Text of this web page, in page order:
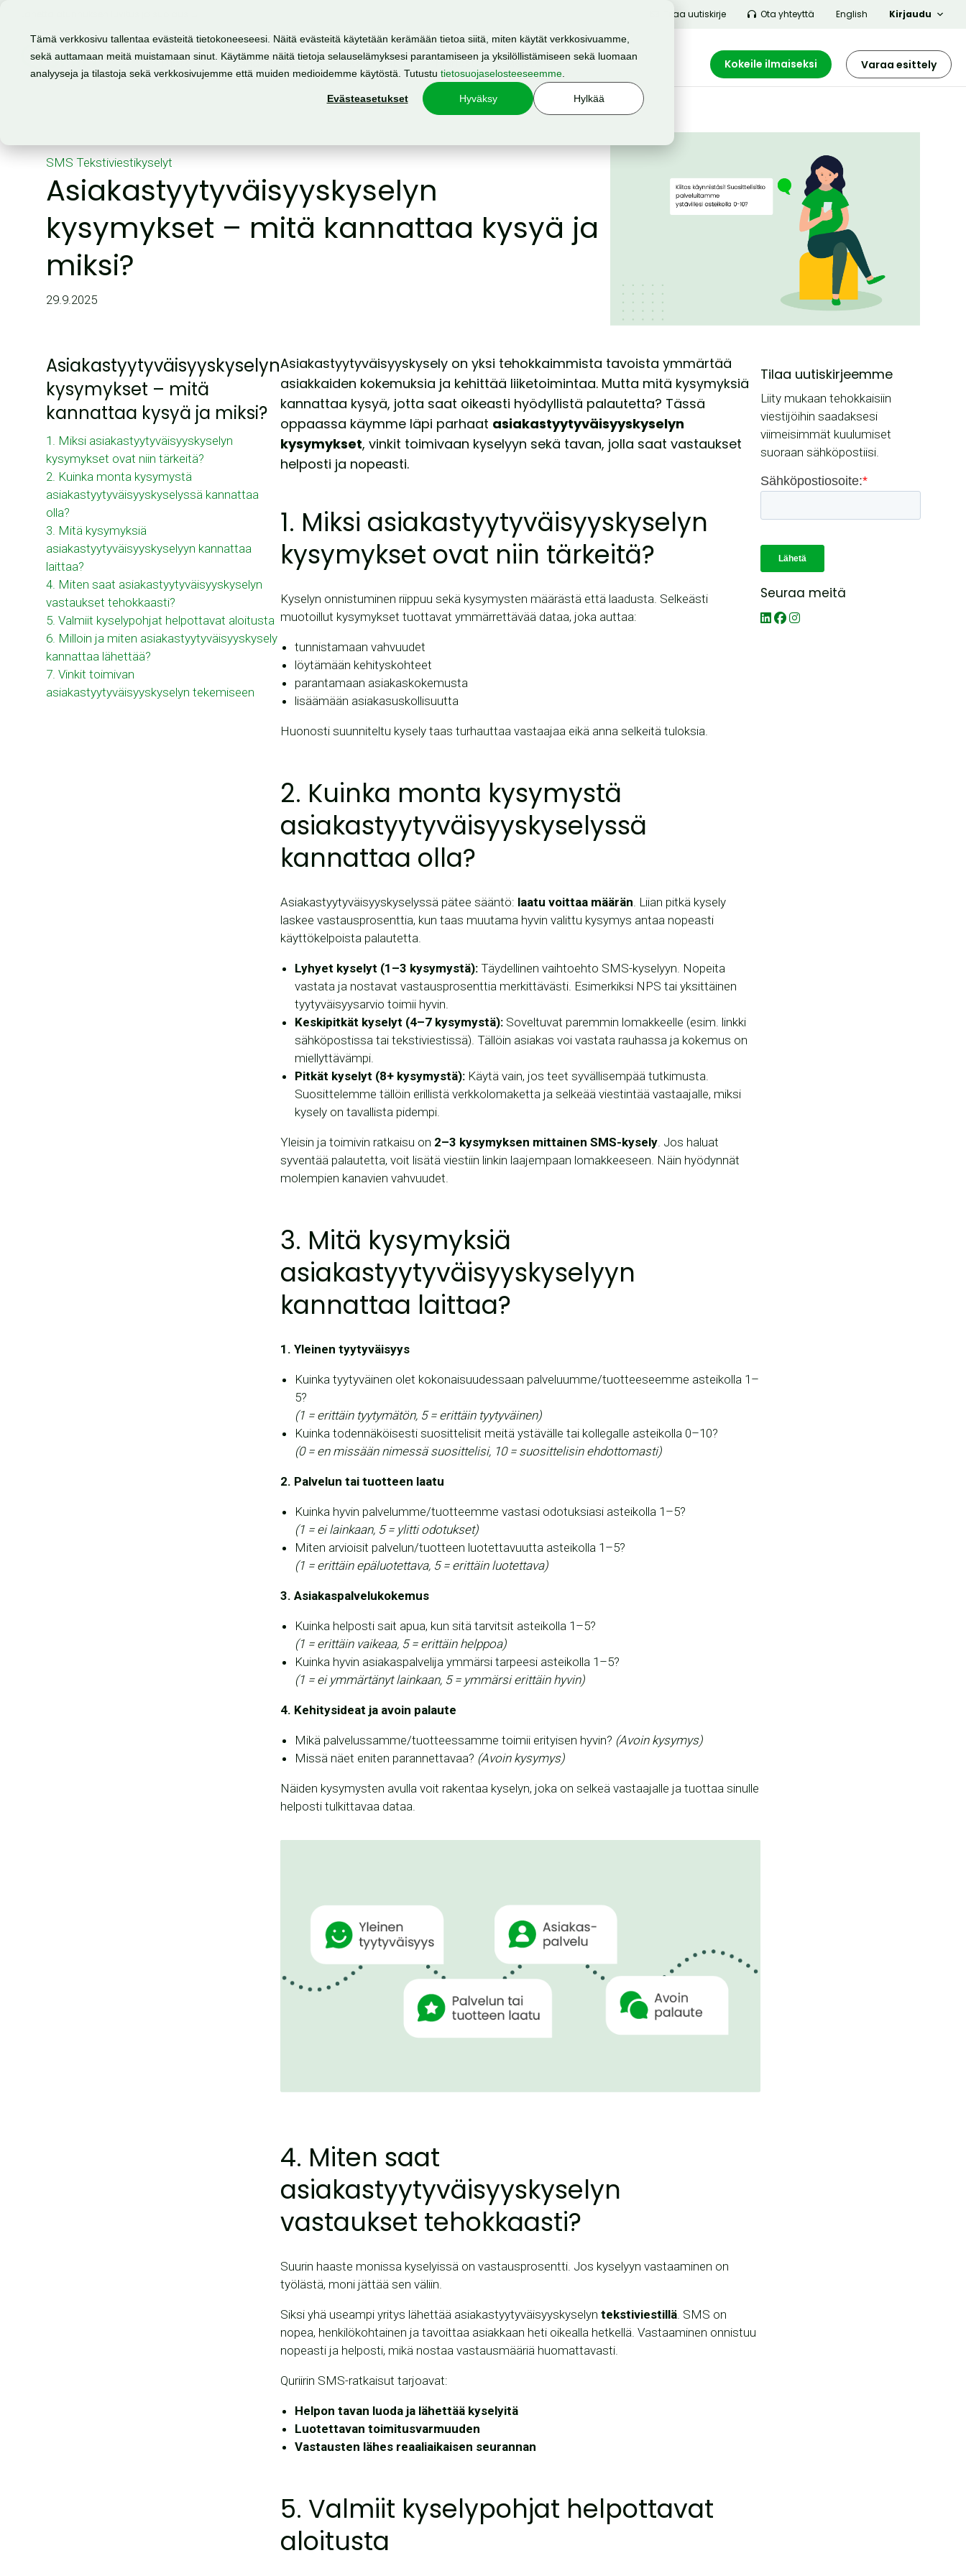
Tämä verkkosivu tallentaa evästeitä tietokoneeseesi. Näitä evästeitä käytetään kerämään tietoa siitä, miten käytät verkkosivuamme,
sekä auttamaan meitä muistamaan sinut. Käytämme näitä tietoja selauselämyksesi parantamiseen ja yksilöllistämiseen sekä luomaan
analyyseja ja tilastoja sekä verkkosivujemme että muiden medioidemme käytöstä. Tutustu tietosuojaselosteeseemme
Evästeasetukset Hyväksy Hylkää
Tilaa uutiskirje Ota yhteyttä Kirjaudu
English
Tuote Mahdollisuudet Resurssit Hinnasto Meistä Varaa esittely
Kokeile ilmaiseksi
SMS Tekstiviestikyselyt
Asiakastyytyväisyyskyselyn
kysymykset – mitä kannattaa kysyä ja
miksi?
29.9.2025
Asiakastyytyväisyyskyselyn
kysymykset – mitä
kannattaa kysyä ja miksi?
1. Miksi asiakastyytyväisyyskyselyn
kysymykset ovat niin tärkeitä?
2. Kuinka monta kysymystä
asiakastyytyväisyyskyselyssä kannattaa
olla?
3. Mitä kysymyksiä
asiakastyytyväisyyskyselyyn kannattaa
laittaa?
4. Miten saat asiakastyytyväisyyskyselyn
vastaukset tehokkaasti?
5. Valmiit kyselypohjat helpottavat aloitusta
6. Milloin ja miten asiakastyytyväisyyskysely
kannattaa lähettää?
7. Vinkit toimivan
asiakastyytyväisyyskyselyn tekemiseen
Asiakastyytyväisyyskysely on yksi tehokkaimmista tavoista ymmärtää
asiakkaiden kokemuksia ja kehittää liiketoimintaa. Mutta mitä kysymyksiä
kannattaa kysyä, jotta saat oikeasti hyödyllistä palautetta? Tässä
oppaassa käymme läpi parhaat asiakastyytyväisyyskyselyn
kysymykset, vinkit toimivaan kyselyyn sekä tavan, jolla saat vastaukset
helposti ja nopeasti.
1. Miksi asiakastyytyväisyyskyselyn
kysymykset ovat niin tärkeitä?
Kyselyn onnistuminen riippuu sekä kysymysten määrästä että laadusta. Selkeästi
muotoillut kysymykset tuottavat ymmärrettävää dataa, joka auttaa:
tunnistamaan vahvuudet
löytämään kehityskohteet
parantamaan asiakaskokemusta
lisäämään asiakasuskollisuutta
Huonosti suunniteltu kysely taas turhauttaa vastaajaa eikä anna selkeitä tuloksia.
2. Kuinka monta kysymystä
asiakastyytyväisyyskyselyssä
kannattaa olla?
Asiakastyytyväisyyskyselyssä pätee sääntö: laatu voittaa määrän. Liian pitkä kysely
laskee vastausprosenttia, kun taas muutama hyvin valittu kysymys antaa nopeasti
käyttökelpoista palautetta.
Lyhyet kyselyt (1–3 kysymystä): Täydellinen vaihtoehto SMS-kyselyyn. Nopeita
vastata ja nostavat vastausprosenttia merkittävästi. Esimerkiksi NPS tai yksittäinen
tyytyväisyysarvio toimii hyvin.
Keskipitkät kyselyt (4–7 kysymystä): Soveltuvat paremmin lomakkeelle (esim. linkki
sähköpostissa tai tekstiviestissä). Tällöin asiakas voi vastata rauhassa ja kokemus on
miellyttävämpi.
Pitkät kyselyt (8+ kysymystä): Käytä vain, jos teet syvällisempää tutkimusta.
Suosittelemme tällöin erillistä verkkolomaketta ja selkeää viestintää vastaajalle, miksi
kysely on tavallista pidempi.
Yleisin ja toimivin ratkaisu on 2–3 kysymyksen mittainen SMS-kysely. Jos haluat
syventää palautetta, voit lisätä viestiin linkin laajempaan lomakkeeseen. Näin hyödynnät
molempien kanavien vahvuudet.
3. Mitä kysymyksiä
asiakastyytyväisyyskyselyyn
kannattaa laittaa?
1. Yleinen tyytyväisyys
Kuinka tyytyväinen olet kokonaisuudessaan palveluumme/tuotteeseemme asteikolla 1–
5?
(1 = erittäin tyytymätön, 5 = erittäin tyytyväinen)
Kuinka todennäköisesti suosittelisit meitä ystävälle tai kollegalle asteikolla 0–10?
(0 = en missään nimessä suosittelisi, 10 = suosittelisin ehdottomasti)
2. Palvelun tai tuotteen laatu
Kuinka hyvin palvelumme/tuotteemme vastasi odotuksiasi asteikolla 1–5?
(1 = ei lainkaan, 5 = ylitti odotukset)
Miten arvioisit palvelun/tuotteen luotettavuutta asteikolla 1–5?
(1 = erittäin epäluotettava, 5 = erittäin luotettava)
3. Asiakaspalvelukokemus
Kuinka helposti sait apua, kun sitä tarvitsit asteikolla 1–5?
(1 = erittäin vaikeaa, 5 = erittäin helppoa)
Kuinka hyvin asiakaspalvelija ymmärsi tarpeesi asteikolla 1–5?
(1 = ei ymmärtänyt lainkaan, 5 = ymmärsi erittäin hyvin)
4. Kehitysideat ja avoin palaute
Mikä palvelussamme/tuotteessamme toimii erityisen hyvin? (Avoin kysymys)
Missä näet eniten parannettavaa? (Avoin kysymys)
Näiden kysymysten avulla voit rakentaa kyselyn, joka on selkeä vastaajalle ja tuottaa sinulle
helposti tulkittavaa dataa.
4. Miten saat
asiakastyytyväisyyskyselyn
vastaukset tehokkaasti?
Suurin haaste monissa kyselyissä on vastausprosentti. Jos kyselyyn vastaaminen on
työlästä, moni jättää sen väliin.
Siksi yhä useampi yritys lähettää asiakastyytyväisyyskyselyn tekstiviestillä . SMS on
nopea, henkilökohtainen ja tavoittaa asiakkaan heti oikealla hetkellä. Vastaaminen onnistuu
nopeasti ja helposti, mikä nostaa vastausmääriä huomattavasti.
Quriirin SMS-ratkaisut tarjoavat:
Helpon tavan luoda ja lähettää kyselyitä
Luotettavan toimitusvarmuuden
Vastausten lähes reaaliaikaisen seurannan
5. Valmiit kyselypohjat helpottavat
aloitusta
Tilaa uutiskirjeemme
Liity mukaan tehokkaisiin
viestijöihin saadaksesi
viimeisimmät kuulumiset
suoraan sähköpostiisi.
Seuraa meitä